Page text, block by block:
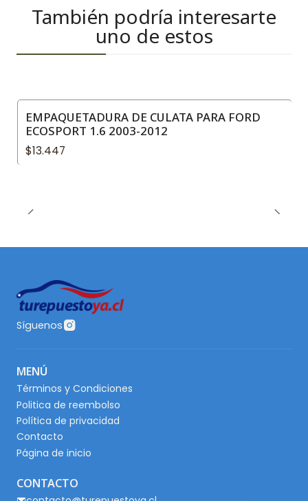
También podría interesarte
uno de estos
EMPAQUETADURA DE CULATA PARA FORD
ECOSPORT 1.6 2003-2012
$13.447
Síguenos
MENÚ
Términos y Condiciones
Politica de reembolso
Política de privacidad
Contacto
Página de inicio
CONTACTO